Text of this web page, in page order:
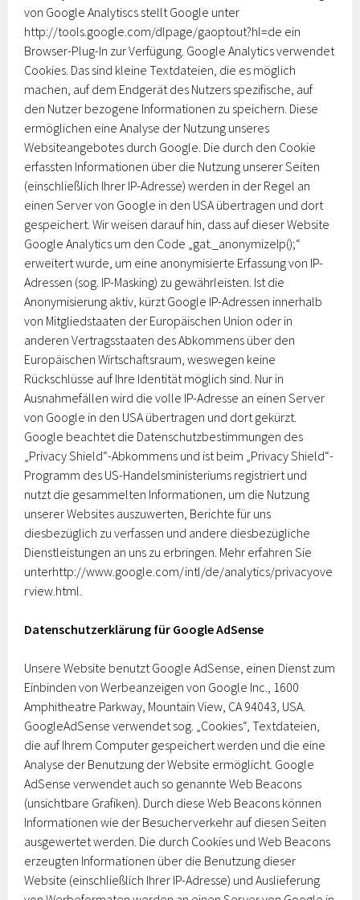
von Google Analytiscs stellt Google unter
http://tools.google.com/dlpage/gaoptout?hl=de ein
Browser-Plug-In zur Verfügung. Google Analytics verwendet
Cookies. Das sind kleine Textdateien, die es möglich
machen, auf dem Endgerät des Nutzers spezifische, auf
den Nutzer bezogene Informationen zu speichern. Diese
ermöglichen eine Analyse der Nutzung unseres
Websiteangebotes durch Google. Die durch den Cookie
erfassten Informationen über die Nutzung unserer Seiten
(einschließlich Ihrer IP-Adresse) werden in der Regel an
einen Server von Google in den USA übertragen und dort
gespeichert. Wir weisen darauf hin, dass auf dieser Website
Google Analytics um den Code „gat._anonymizeIp();“
erweitert wurde, um eine anonymisierte Erfassung von IP-
Adressen (sog. IP-Masking) zu gewährleisten. Ist die
Anonymisierung aktiv, kürzt Google IP-Adressen innerhalb
von Mitgliedstaaten der Europäischen Union oder in
anderen Vertragsstaaten des Abkommens über den
Europäischen Wirtschaftsraum, weswegen keine
Rückschlüsse auf Ihre Identität möglich sind. Nur in
Ausnahmefällen wird die volle IP-Adresse an einen Server
von Google in den USA übertragen und dort gekürzt.
Google beachtet die Datenschutzbestimmungen des
„Privacy Shield“-Abkommens und ist beim „Privacy Shield“-
Programm des US-Handelsministeriums registriert und
nutzt die gesammelten Informationen, um die Nutzung
unserer Websites auszuwerten, Berichte für uns
diesbezüglich zu verfassen und andere diesbezügliche
Dienstleistungen an uns zu erbringen. Mehr erfahren Sie
unterhttp://www.google.com/intl/de/analytics/privacyove
rview.html.
Datenschutzerklärung für Google AdSense
Unsere Website benutzt Google AdSense, einen Dienst zum
Einbinden von Werbeanzeigen von Google Inc., 1600
Amphitheatre Parkway, Mountain View, CA 94043, USA.
GoogleAdSense verwendet sog. „Cookies“, Textdateien,
die auf Ihrem Computer gespeichert werden und die eine
Analyse der Benutzung der Website ermöglicht. Google
AdSense verwendet auch so genannte Web Beacons
(unsichtbare Grafiken). Durch diese Web Beacons können
Informationen wie der Besucherverkehr auf diesen Seiten
ausgewertet werden. Die durch Cookies und Web Beacons
erzeugten Informationen über die Benutzung dieser
Website (einschließlich Ihrer IP-Adresse) und Auslieferung